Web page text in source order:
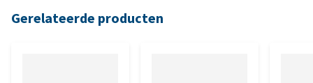
Gerelateerde producten